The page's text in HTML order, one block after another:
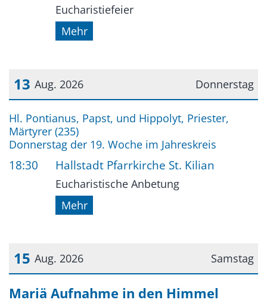
Eucharistiefeier
Mehr
Donnerstag
13 Aug. 2026
Datum: 13. August 2026
Hl. Pontianus, Papst, und Hippolyt, Priester,
Märtyrer (235)
Donnerstag der 19. Woche im Jahreskreis
18:30 Hallstadt Pfarrkirche St. Kilian
Eucharistische Anbetung
Mehr
Samstag
15 Aug. 2026
Datum: 15. August 2026
Mariä Aufnahme in den Himmel